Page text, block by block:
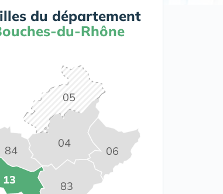
du département
du-Rhône
04
05
06
13 83
84